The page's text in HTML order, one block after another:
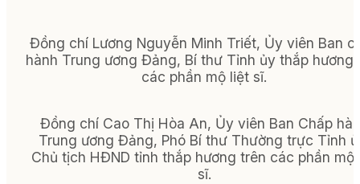
Đồng chí Lương Nguyễn Minh Triết, Ủy viên Ban
hành Trung ương Đảng, Bí thư Tỉnh ủy thắp hương
các phần mộ liệt sĩ.
Đồng chí Cao Thị Hòa An, Ủy viên Ban Chấp
Trung ương Đảng, Phó Bí thư Thường trực Tỉnh
Chủ tịch HĐND tỉnh thắp hương trên các phần mộ
sĩ.